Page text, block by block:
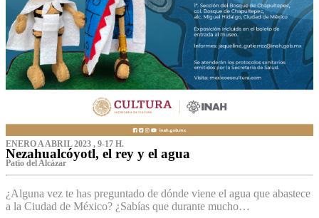
ENERO A ABRIL 2023 , 9-17 H.
Nezahualcóyotl, el rey y el agua
Patio del Alcázar
¿Alguna vez te has preguntado de dónde viene el agua que abastece
a la Ciudad de México? ¿Sabías que durante mucho…